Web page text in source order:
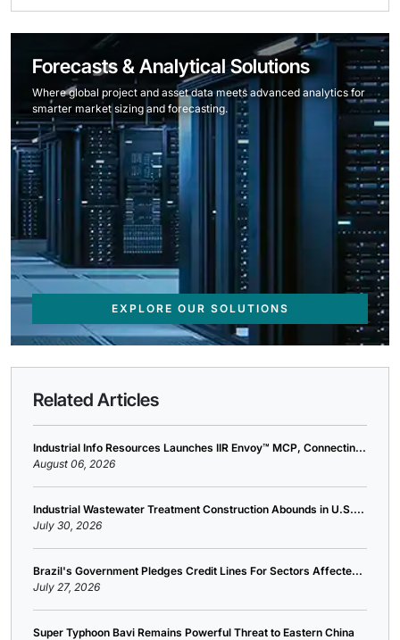
Forecasts & Analytical Solutions
Where global project and asset data meets advanced analytics for
smarter market sizing and forecasting.
EXPLORE OUR SOLUTIONS
Related Articles
Industrial Info Resources Launches IIR Envoy™ MCP, Connectin...
August 06, 2026
Industrial Wastewater Treatment Construction Abounds in U.S....
July 30, 2026
Brazil's Government Pledges Credit Lines For Sectors Affecte...
July 27, 2026
Super Typhoon Bavi Remains Powerful Threat to Eastern China